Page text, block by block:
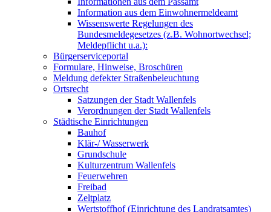
Information aus dem Einwohnermeldeamt
Wissenswerte Regelungen des
Bundesmeldegesetzes (z.B. Wohnortwechsel;
Meldepflicht u.a.):
Bürgerserviceportal
Formulare, Hinweise, Broschüren
Meldung defekter Straßenbeleuchtung
Ortsrecht
Satzungen der Stadt Wallenfels
Verordnungen der Stadt Wallenfels
Städtische Einrichtungen
Bauhof
Klär-/ Wasserwerk
Grundschule
Kulturzentrum Wallenfels
Feuerwehren
Freibad
Zeltplatz
Wertstoffhof (Einrichtung des Landratsamtes)